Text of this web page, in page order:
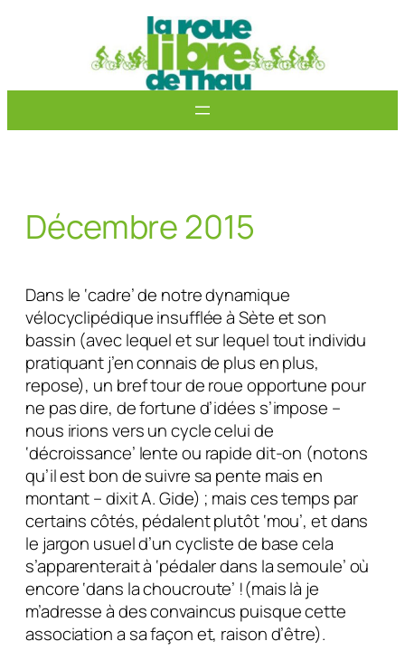
Décembre 2015
Dans le ‘cadre’ de notre dynamique
vélocyclipédique insufflée à Sète et son
bassin (avec lequel et sur lequel tout individu
pratiquant j’en connais de plus en plus,
repose), un bref tour de roue opportune pour
ne pas dire, de fortune d’idées s’impose –
nous irions vers un cycle celui de
‘décroissance’ lente ou rapide dit-on (notons
qu’il est bon de suivre sa pente mais en
montant – dixit A. Gide) ; mais ces temps par
certains côtés, pédalent plutôt ‘mou’, et dans
le jargon usuel d’un cycliste de base cela
s’apparenterait à ‘pédaler dans la semoule’ où
encore ‘dans la choucroute’ !(mais là je
m’adresse à des convaincus puisque cette
association a sa façon et, raison d’être).